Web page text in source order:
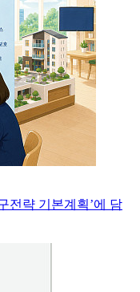
전략 기본계획’에 담